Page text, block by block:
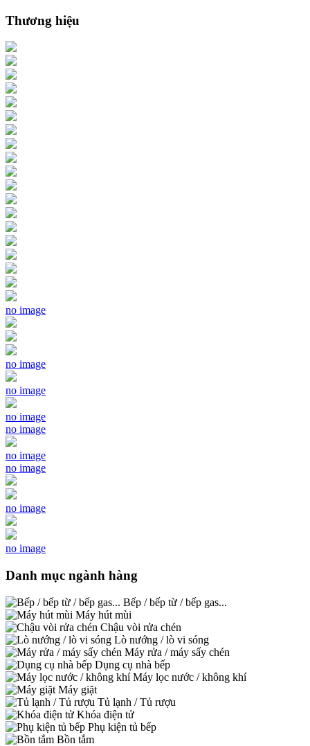
Thương hiệu
no image
no image
no image
no image
no image
no image
no image
no image
no image
Danh mục ngành hàng
Bếp / bếp từ / bếp gas...
Máy hút mùi
Chậu vòi rửa chén
Lò nướng / lò vi sóng
Máy rửa / máy sấy chén
Dụng cụ nhà bếp
Máy lọc nước / không khí
Máy giặt
Tủ lạnh / Tủ rượu
Khóa điện tử
Phụ kiện tủ bếp
Bồn tắm